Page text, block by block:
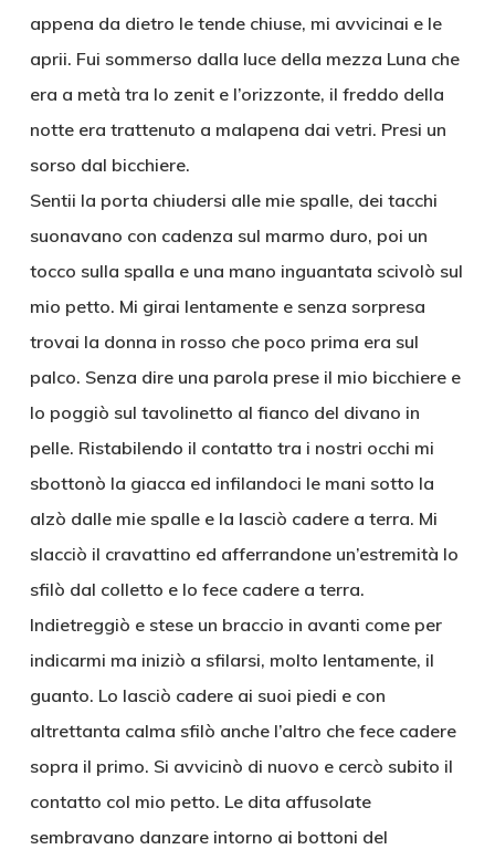
appena da dietro le tende chiuse, mi avvicinai e le
aprii. Fui sommerso dalla luce della mezza Luna che
era a metà tra lo zenit e l’orizzonte, il freddo della
notte era trattenuto a malapena dai vetri. Presi un
sorso dal bicchiere.
Sentii la porta chiudersi alle mie spalle, dei tacchi
suonavano con cadenza sul marmo duro, poi un
tocco sulla spalla e una mano inguantata scivolò sul
mio petto. Mi girai lentamente e senza sorpresa
trovai la donna in rosso che poco prima era sul
palco. Senza dire una parola prese il mio bicchiere e
lo poggiò sul tavolinetto al fianco del divano in
pelle. Ristabilendo il contatto tra i nostri occhi mi
sbottonò la giacca ed infilandoci le mani sotto la
alzò dalle mie spalle e la lasciò cadere a terra. Mi
slacciò il cravattino ed afferrandone un’estremità lo
sfilò dal colletto e lo fece cadere a terra.
Indietreggiò e stese un braccio in avanti come per
indicarmi ma iniziò a sfilarsi, molto lentamente, il
guanto. Lo lasciò cadere ai suoi piedi e con
altrettanta calma sfilò anche l’altro che fece cadere
sopra il primo. Si avvicinò di nuovo e cercò subito il
contatto col mio petto. Le dita affusolate
sembravano danzare intorno ai bottoni del